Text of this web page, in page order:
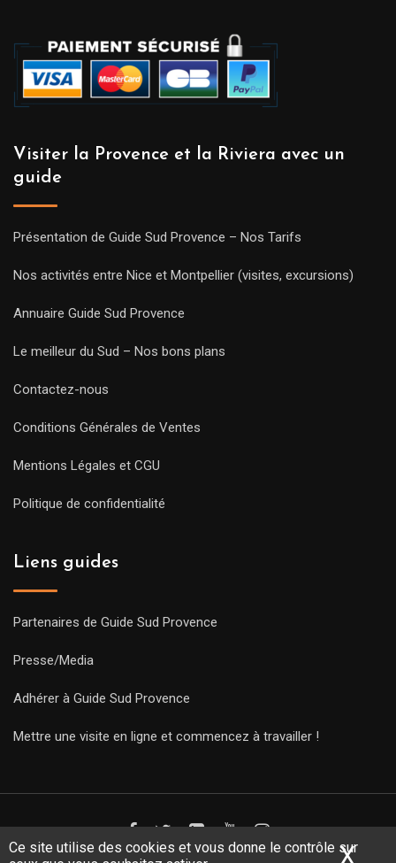
Ce site utilise des cookies et vous donne le contrôle sur
X
Visiter la Provence et la Riviera avec un
guide
Présentation de Guide Sud Provence – Nos Tarifs
Nos activités entre Nice et Montpellier (visites, excursions)
Annuaire Guide Sud Provence
Le meilleur du Sud – Nos bons plans
Contactez-nous
Conditions Générales de Ventes
Mentions Légales et CGU
Politique de confidentialité
Liens guides
Partenaires de Guide Sud Provence
Presse/Media
Adhérer à Guide Sud Provence
Mettre une visite en ligne et commencez à travailler !